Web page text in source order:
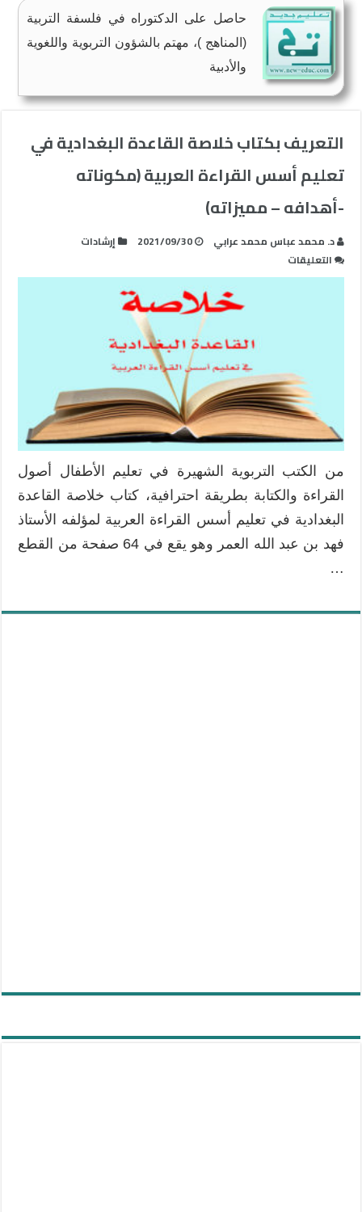
حاصل على الدكتوراه في فلسفة التربية
(المناهج )، مهتم بالشؤون التربوية واللغوية
والأدبية
التعريف بكتاب خلاصة القاعدة البغدادية في
تعليم أسس القراءة العربية (مكوناته
-أهدافه – مميزاته)
د. محمد عباس محمد عرابي 2021/09/30
إرشادات
التعليقات
التعريف
القاعدة
البغدادية
في
تعليم
أسس
القراءة
العربية
(مكوناته
-أهدافه
–
مميزاته)
مغلقة
من الكتب التربوية الشهيرة في تعليم الأطفال أصول
القراءة والكتابة بطريقة احترافية، كتاب خلاصة القاعدة
البغدادية في تعليم أسس القراءة العربية لمؤلفه الأستاذ
فهد بن عبد الله العمر وهو يقع في 64 صفحة من القطع
…